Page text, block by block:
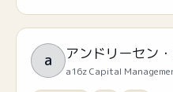
a アンドリーセン
a16z Capital